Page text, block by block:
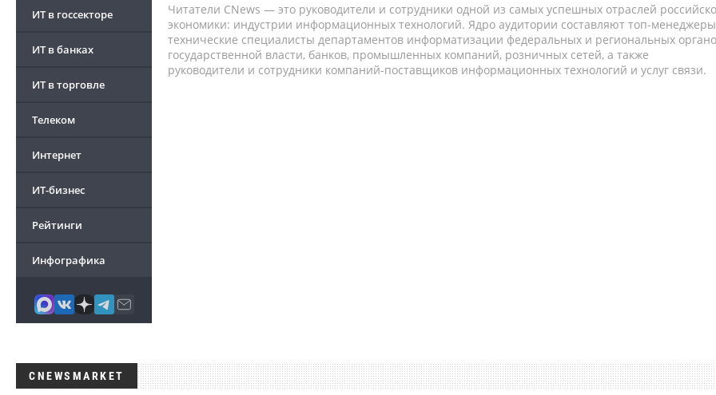
ИТ в госсекторе
ИТ в банках
ИТ в торговле
Телеком
Интернет
ИТ-бизнес
Рейтинги
Инфографика
Читатели CNews — это руководители и сотрудники одной из самых успешных отраслей
экономики: индустрии информационных технологий. Ядро аудитории составляют топ-
технические специалисты департаментов информатизации федеральных и региональных
государственной власти, банков, промышленных компаний, розничных сетей, а также
руководители и сотрудники компаний-поставщиков информационных технологий и услуг связи.
CNEWSMARKET